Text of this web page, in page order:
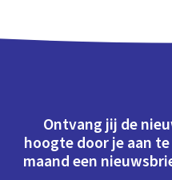
Ontvang jij de
hoogte door je aan
maand een